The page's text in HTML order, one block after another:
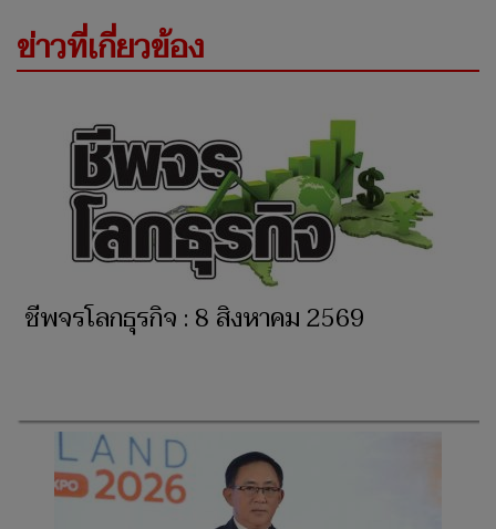
ข่าวที่เกี่ยวข้อง
ชีพจรโลกธุรกิจ : 8 สิงหาคม 2569